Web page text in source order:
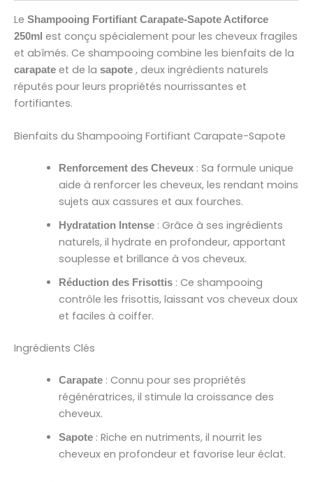
Le Shampooing Fortifiant Carapate-Sapote Actiforce
250ml est conçu spécialement pour les cheveux fragiles
et abîmés. Ce shampooing combine les bienfaits de la
carapate et de la sapote , deux ingrédients naturels
réputés pour leurs propriétés nourrissantes et
fortifiantes.
Bienfaits du Shampooing Fortifiant Carapate-Sapote
Renforcement des Cheveux : Sa formule unique
aide à renforcer les cheveux, les rendant moins
sujets aux cassures et aux fourches.
Hydratation Intense : Grâce à ses ingrédients
naturels, il hydrate en profondeur, apportant
souplesse et brillance à vos cheveux.
Réduction des Frisottis : Ce shampooing
contrôle les frisottis, laissant vos cheveux doux
et faciles à coiffer.
Ingrédients Clés
Carapate : Connu pour ses propriétés
régénératrices, il stimule la croissance des
cheveux.
Sapote : Riche en nutriments, il nourrit les
cheveux en profondeur et favorise leur éclat.